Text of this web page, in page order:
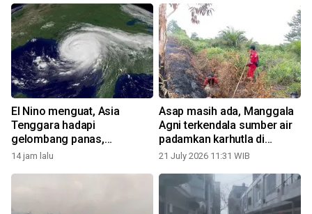
El Nino menguat, Asia
Tenggara hadapi
gelombang panas,
kekeringan, ancaman kabut
14 jam lalu
Asap masih ada, Manggala
Agni terkendala sumber air
padamkan karhutla di
Bengkalis
21 July 2026 11:31 WIB